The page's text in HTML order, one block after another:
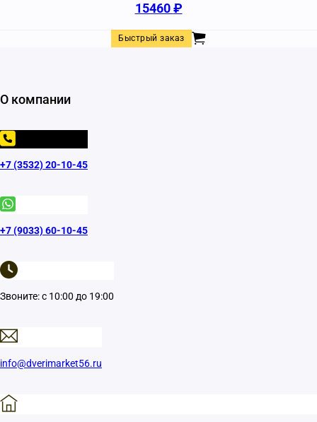
15460₽
Быстрый заказ
О компании
+7 (3532) 20-10-45
+7 (9033) 60-10-45
Звоните: с 10:00 до 19:00
info@dverimarket56.ru